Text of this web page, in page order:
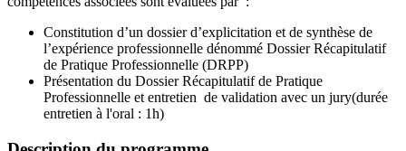
Constitution d’un dossier d’explicitation et de synthèse de
l’expérience professionnelle dénommé Dossier Récapitulatif
de Pratique Professionnelle (DRPP)
Présentation du Dossier Récapitulatif de Pratique
Professionnelle et entretien de validation avec un jury(durée
entretien à l'oral : 1h)